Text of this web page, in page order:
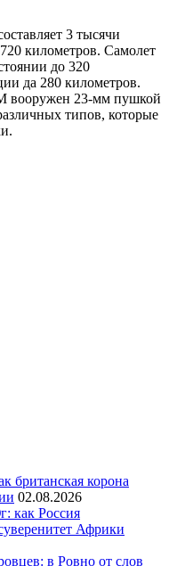
3 тысячи
километров. Самолет
до 320
да 280 километров.
вооружен 23-мм пушкой
типов, которые
британская корона
02.08.2026
как Россия
Африки
в Ровно от слов